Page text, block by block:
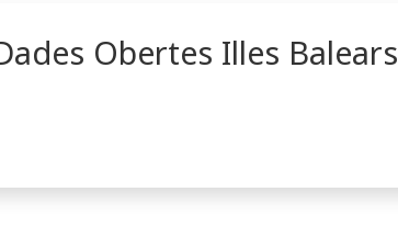
Obertes Illes Balears